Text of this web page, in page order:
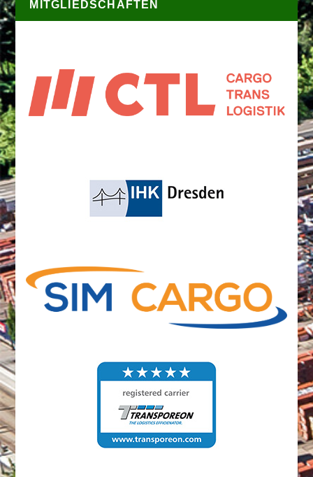
MITGLIEDSCHAFTEN